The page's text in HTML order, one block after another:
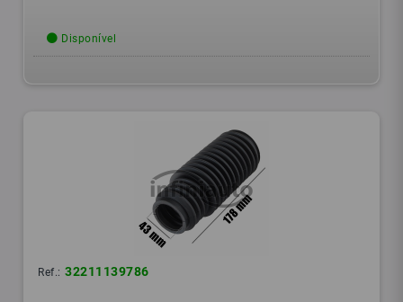
Disponível
Ref.: 32211139786